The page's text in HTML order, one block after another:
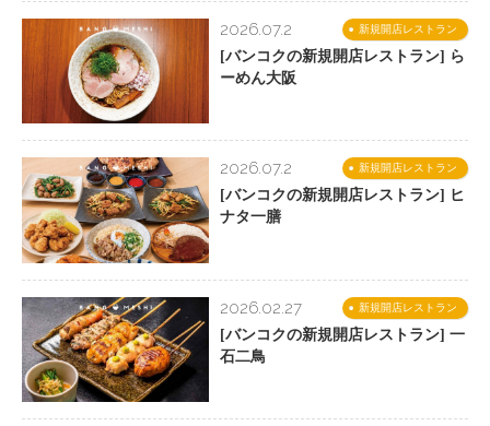
新規開店レストラン
2026.07.2
[バンコクの新規開店レストラン] ら
ーめん大阪
新規開店レストラン
2026.07.2
[バンコクの新規開店レストラン] ヒ
ナタ一膳
新規開店レストラン
2026.02.27
[バンコクの新規開店レストラン] 一
石二鳥